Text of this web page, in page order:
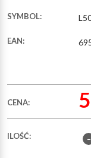
SYMBOL:
EAN:
CENA:
ILOŚĆ: -